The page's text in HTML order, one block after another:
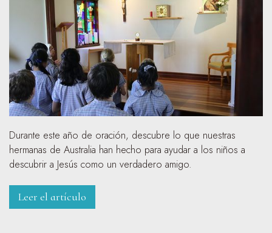
Durante este año de oración, descubre lo que nuestras
hermanas de Australia han hecho para ayudar a los niños a
descubrir a Jesús como un verdadero amigo.
Leer el artículo